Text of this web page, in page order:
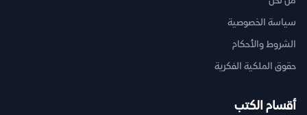
سياسة الخصوصية
الشروط والأحكام
حقوق الملكية الفكرية
أقسام الكتب